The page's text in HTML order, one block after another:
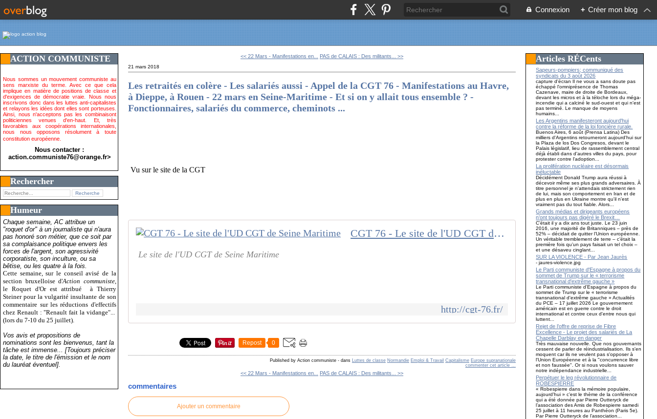
Connexion + Créer mon blog
ACTION COMMUNISTE
Nous sommes un mouvement communiste au
sens marxiste du terme. Avec ce que cela
implique en matière de positions de classe et
d'exigences de démocratie vraie. Nous nous
inscrivons donc dans les luttes anti-capitalistes
et relayons les idées dont elles sont porteuses.
Ainsi, nous n'acceptons pas les combinaisont
politiciennes venues d'en-haut. Et, très
favorables aux coopérations internationales,
nous nous opposons résolument à toute
constitution européenne.
Nous contacter :
action.communiste76@orange.fr>
Rechercher
Humeur
Chaque semaine, AC attribue un
"roquet d'or" à un journaliste qui n'aura
pas honoré son métier, que ce soit par
sa complaisance politique envers les
forces de l'argent, son agressivité
corporatiste, son inculture, ou sa
bêtise, ou les quatre à la fois.
Cette semaine, sur le conseil avisé de la
section bruxelloise d'Action communiste,
le Roquet d'Or est attribué
à Thierry
Steiner pour la vulgarité insultante de son
commentaire sur les réductions d'effectifs
chez Renault : "Renault fait la vidange"...
(lors du 7-10 du 25 juillet).
Vos avis et propositions de
nominations sont les bienvenus, tant la
tâche est immense... [Toujours préciser
la date, le titre de l'émission et le nom
du lauréat éventuel].
<< 22 Mars - Manifestations en... PAS de CALAIS : Des militants... >>
21 mars 2018
Les retraités en colère - Les salariés aussi - Appel de la CGT 76 - Manifestations au Havre,
à Dieppe, à Rouen - 22 mars en Seine-Maritime - Et si on y allait tous ensemble ? -
Fonctionnaires, salariés du commerce, cheminots ...
Vu sur le site de la CGT
CGT 76 - Le site de l'UD CGT de Seine Maritime
Le site de l'UD CGT de Seine Maritime
http://cgt-76.fr/
Repost 0
Published by Action communiste - dans Luttes de classe Normandie Emploi & Travail Capitalisme Europe supranationale
commenter cet article …
<< 22 Mars - Manifestations en... PAS de CALAIS : Des militants... >>
commentaires
Ajouter un commentaire
Articles RÉCents
Sapeurs-pompiers; communiqué des
syndicats du 3 août 2026
capture d'écran Il ne vous a sans doute pas
échappé l'omniprésence de Thomas
Cazenave, maire de droite de Bordeaux,
devant les micros et à la téloche lors du méga-
incendie qui a calciné le sud-ouest et qui n'est
pas terminé. Le manque de moyens
humains...
Les Argentins manifesteront aujourd'hui
contre la réforme de la loi foncière rurale.
Buenos Aires, 6 août (Prensa Latina) Des
milliers d'Argentins retourneront aujourd'hui sur
la Plaza de los Dos Congresos, devant le
Palais législatif, lieu de rassemblement central
déjà établi dans d'autres villes du pays, pour
protester contre l'adoption...
La prolifération nucléaire est désormais
inéluctable
Décidément Donald Trump aura réussi à
décevoir même ses plus grands adversaires. À
titre personnel je n'attendais strictement rien
de lui, mais son comportement en Iran et de
plus en plus en Ukraine montre qu'il n'est
vraiment pas du tout fiable. Alors...
Grands médias et dirigeants européens
n’ont toujours pas digéré le Brexit…
C’était il y a dix ans tout juste. Le 23 juin
2016, une majorité de Britanniques – près de
52% – décidait de quitter l’Union européenne.
Un véritable tremblement de terre – c’était la
première fois qu’un pays faisait un tel choix –
et une désaveu cinglant...
SUR LA VIOLENCE - Par Jean Jaurès
- jaures-violence.jpg
Le Parti communiste d'Espagne à propos du
sommet de Trump sur le « terrorisme
transnational d'extrême gauche »
Le Parti communiste d'Espagne à propos du
sommet de Trump sur le « terrorisme
transnational d'extrême gauche » Actualités
du PCE – 17 juillet 2026 Le gouvernement
américain est en guerre contre le droit
international et contre ceux d'entre nous qui
luttent...
Rejet de l’offre de reprise de Fibre
Excellence - Le projet des salariés de La
Chapelle Darblay en danger
Très mauvaise nouvelle. Que nos gouvernants
cessent de parler de réindustrialisation. Ils s'en
moquent car ils ne veulent pas s'opposer à
l'Union Européenne et à la "concurrence libre
et non faussée". Or si nous voulons sauver
notre indépendance industrielle...
Perpétuer le leg révolutionnaire de
ROBESPIERRE
« Robespierre dans la mémoire populaire,
aujourd’hui » c’est le thème de la conférence
qui a été donnée par Pierre Outteryck de
l’association des Amis de Robespierre samedi
25 juillet à 11 heures au Panthéon (Paris 5e).
Par Pierre Outteryck de l’association...